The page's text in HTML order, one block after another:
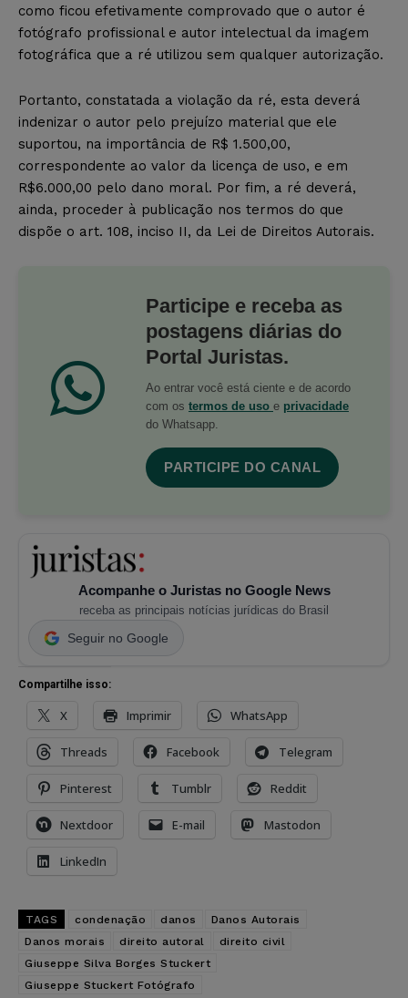
como ficou efetivamente comprovado que o autor é
fotógrafo profissional e autor intelectual da imagem
fotográfica que a ré utilizou sem qualquer autorização.
Portanto, constatada a violação da ré, esta deverá
indenizar o autor pelo prejuízo material que ele
suportou, na importância de R$ 1.500,00,
correspondente ao valor da licença de uso, e em
R$6.000,00 pelo dano moral. Por fim, a ré deverá,
ainda, proceder à publicação nos termos do que
dispõe o art. 108, inciso II, da Lei de Direitos Autorais.
Participe e receba as
postagens diárias do
Portal Juristas.
Ao entrar você está ciente e de acordo
com os termos de uso e privacidade
do Whatsapp.
PARTICIPE DO CANAL
Acompanhe o Juristas no Google News
receba as principais notícias jurídicas do Brasil
Seguir no Google
Compartilhe isso:
X Imprimir WhatsApp
Threads Facebook Telegram
Pinterest Tumblr Reddit
Nextdoor E-mail Mastodon
LinkedIn
TAGS condenação danos
Danos Autorais
Danos morais
direito autoral
direito civil
Giuseppe Silva Borges Stuckert
Giuseppe Stuckert Fotógrafo